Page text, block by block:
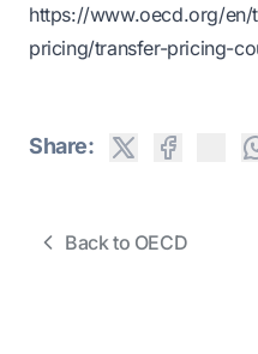
https://www.oecd.org/
pricing/transfer-pricing-
Share:
Back to OECD